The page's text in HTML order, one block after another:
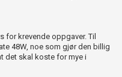
for krevende oppgaver. Til
48W, noe som gjør den billig
det skal koste for mye i